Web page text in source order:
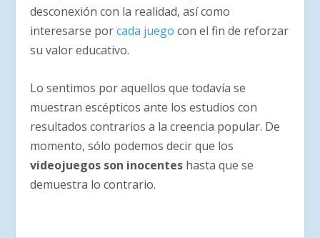
desconexión con la realidad, así como
interesarse porcada juego con el fin de reforzar
su valor educativo.
Lo sentimos por aquellos que todavía se
muestran escépticos ante los estudios con
resultados contrarios a la creencia popular. De
momento, sólo podemos decir que los
videojuegos son inocentes hasta que se
demuestra lo contrario.